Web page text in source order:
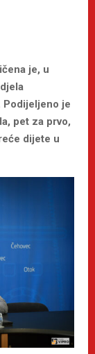
je, u
Podijeljeno je
pet za prvo,
dijete u